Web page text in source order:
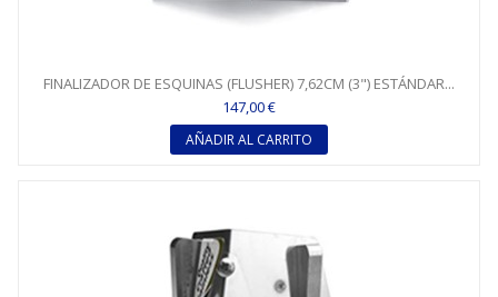
FINALIZADOR DE ESQUINAS (FLUSHER) 7,62CM (3") ESTÁNDAR...
147,00 €
AÑADIR AL CARRITO